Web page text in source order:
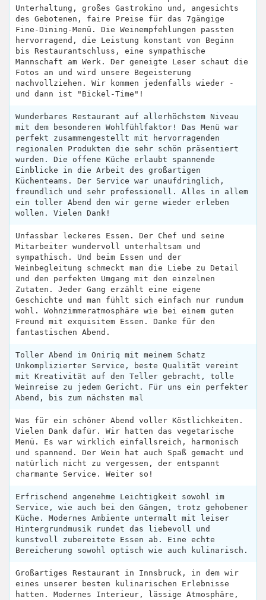
Unterhaltung, großes Gastrokino und, angesichts
des Gebotenen, faire Preise für das 7gängige
Fine-Dining-Menü. Die Weinempfehlungen passten
hervorragend, die Leistung konstant von Beginn
bis Restaurantschluss, eine sympathische
Mannschaft am Werk. Der geneigte Leser schaut die
Fotos an und wird unsere Begeisterung
nachvollziehen. Wir kommen jedenfalls wieder -
und dann ist "Bickel-Time"!
Wunderbares Restaurant auf allerhöchstem Niveau
mit dem besonderen Wohlfühlfaktor! Das Menü war
perfekt zusammengestellt mit hervorragenden
regionalen Produkten die sehr schön präsentiert
wurden. Die offene Küche erlaubt spannende
Einblicke in die Arbeit des großartigen
Küchenteams. Der Service war unaufdringlich,
freundlich und sehr professionell. Alles in allem
ein toller Abend den wir gerne wieder erleben
wollen. Vielen Dank!
Unfassbar leckeres Essen. Der Chef und seine
Mitarbeiter wundervoll unterhaltsam und
sympathisch. Und beim Essen und der
Weinbegleitung schmeckt man die Liebe zu Detail
und den perfekten Umgang mit den einzelnen
Zutaten. Jeder Gang erzählt eine eigene
Geschichte und man fühlt sich einfach nur rundum
wohl. Wohnzimmeratmosphäre wie bei einem guten
Freund mit exquisitem Essen. Danke für den
fantastischen Abend.
Toller Abend im Oniriq mit meinem Schatz
Unkomplizierter Service, beste Qualität vereint
mit Kreativität auf den Teller gebracht, tolle
Weinreise zu jedem Gericht. Für uns ein perfekter
Abend, bis zum nächsten mal
Was für ein schöner Abend voller Köstlichkeiten.
Vielen Dank dafür. Wir hatten das vegetarische
Menü. Es war wirklich einfallsreich, harmonisch
und spannend. Der Wein hat auch Spaß gemacht und
natürlich nicht zu vergessen, der entspannt
charmante Service. Weiter so!
Erfrischend angenehme Leichtigkeit sowohl im
Service, wie auch bei den Gängen, trotz gehobener
Küche. Modernes Ambiente untermalt mit leiser
Hintergrundmusik rundet das liebevoll und
kunstvoll zubereitete Essen ab. Eine echte
Bereicherung sowohl optisch wie auch kulinarisch.
Großartiges Restaurant in Innsbruck, in dem wir
eines unserer besten kulinarischen Erlebnisse
hatten. Modernes Interieur, lässige Atmosphäre,